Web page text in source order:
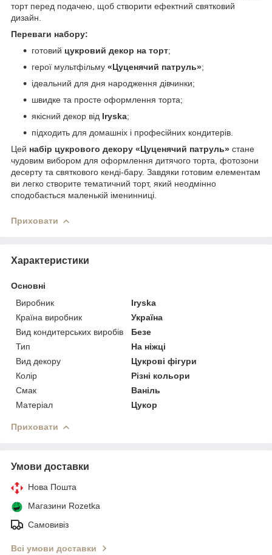
торт перед подачею, щоб створити ефектний святковий
дизайн.
Переваги набору:
готовий цукровий декор на торт;
герої мультфільму «Цуценячий патруль»;
ідеальний для дня народження дівчинки;
швидке та просте оформлення торта;
якісний декор від Iryska;
підходить для домашніх і професійних кондитерів.
Цей набір цукрового декору «Цуценячий патруль» стане
чудовим вибором для оформлення дитячого торта, фотозони
десерту та святкового кенді-бару. Завдяки готовим елементам
ви легко створите тематичний торт, який неодмінно
сподобається маленькій іменинниці.
Приховати
Характеристики
Основні
Виробник
Iryska
Країна виробник
Україна
Вид кондитерських виробів
Безе
Тип
На ніжці
Вид декору
Цукрові фігури
Колір
Різні кольори
Смак
Ваніль
Матеріал
Цукор
Приховати
Умови доставки
Нова Пошта
Магазини Rozetka
Самовивіз
Всі умови доставки